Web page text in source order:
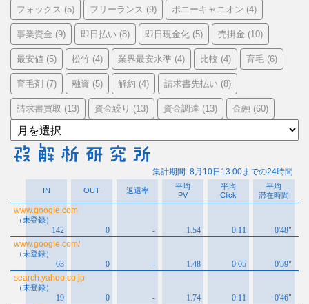
フォックス (5) フリーランス (9) ポニーキャニオン (4)
事業資金 (9) 即日払い (8) 即日現金化 (5) 売掛金 (10)
最安値 (5) 松竹 (4) 業界最安水準 (4) 比較 (4) 育毛 (6)
育毛剤 (7) 融資 (5) 解約 (4) 請求書先払い (8)
請求書買取 (13) 資金繰り (13) 資金調達 (13) 金融 (60)
ア
ー
カ